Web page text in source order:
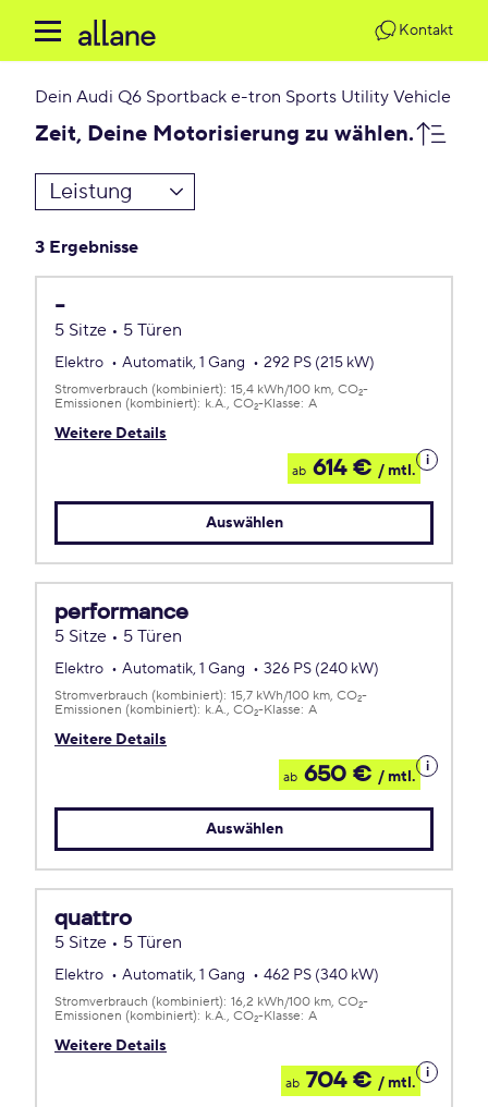
Kontakt
Dein Audi Q6 Sportback e-tron Sports Utility Vehicle
Zeit, Deine Motorisierung zu wählen.
Leistung
3 Ergebnisse
-
5 Sitze • 5 Türen
Elektro Automatik, 1 Gang 292 PS (215 kW)
Weitere Details
Stromverbrauch (kombiniert): 15,4 kWh/100 km CO2-
Emissionen (kombiniert): k.A. CO2-Klasse: A
ab 614 € / mtl.
Details
zum
Auswählen
performance
5 Sitze • 5 Türen
Elektro Automatik, 1 Gang 326 PS (240 kW)
Weitere Details
Stromverbrauch (kombiniert): 15,7 kWh/100 km CO2-
Emissionen (kombiniert): k.A. CO2-Klasse: A
ab 650 € / mtl.
Details
zum
Auswählen
quattro
5 Sitze • 5 Türen
Elektro Automatik, 1 Gang 462 PS (340 kW)
Weitere Details
Stromverbrauch (kombiniert): 16,2 kWh/100 km CO2-
Emissionen (kombiniert): k.A. CO2-Klasse: A
ab 704 € / mtl.
Details
zum